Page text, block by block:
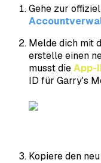
Gehe zur
Melde dich mit
erstelle einen
musst dieApp-
ID für Garry's
Kopiere den